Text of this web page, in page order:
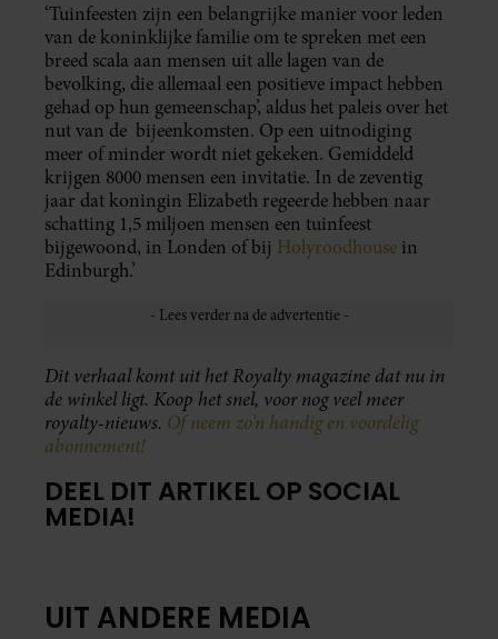
‘Tuinfeesten zijn een belangrijke manier voor leden
van de koninklijke familie om te spreken met een
breed scala aan mensen uit alle lagen van de
bevolking, die allemaal een positieve impact hebben
gehad op hun gemeenschap’, aldus het paleis over het
nut van de bijeenkomsten. Op een uitnodiging
meer of minder wordt niet gekeken. Gemiddeld
krijgen 8000 mensen een invitatie. In de zeventig
jaar dat koningin Elizabeth regeerde hebben naar
schatting 1,5 miljoen mensen een tuinfeest
bijgewoond, in Londen of bij Holyroodhouse in
Edinburgh.’
Dit verhaal komt uit het Royalty magazine dat nu in
de winkel ligt. Koop het snel, voor nog veel meer
royalty-nieuws. Of neem zo’n handig en voordelig
abonnement!
DEEL DIT ARTIKEL OP SOCIAL
MEDIA!
UIT ANDERE MEDIA